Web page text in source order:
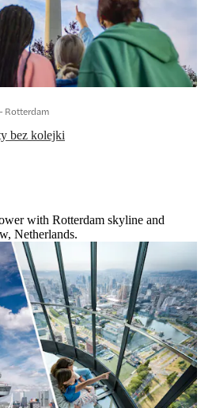
bez kolejki
Rotterdam
with Rotterdam skyline and
Netherlands.